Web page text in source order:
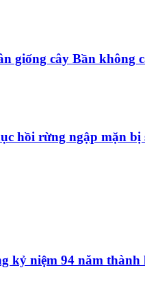
giống cây Bần không
hồi rừng ngập mặn bị
kỷ niệm 94 năm